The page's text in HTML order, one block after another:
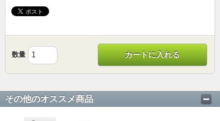
数量 カートに入れる
その他のオススメ商品